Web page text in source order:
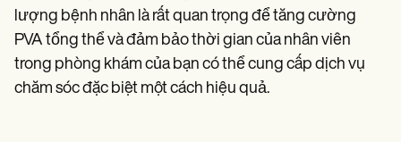
lượng bệnh nhân là rất quan trọng để tăng cường
PVA tổng thể và đảm bảo thời gian của nhân viên
trong phòng khám của bạn có thể cung cấp dịch vụ
chăm sóc đặc biệt một cách hiệu quả.